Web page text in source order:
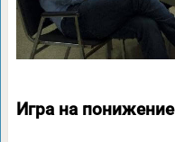
Игра на понижение